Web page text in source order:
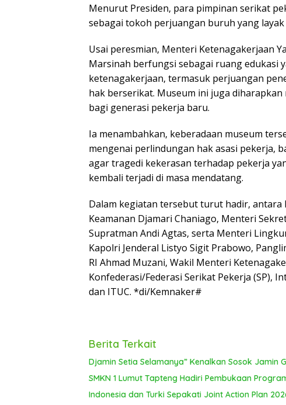
Menurut Presiden, para pimpinan serikat
sebagai tokoh perjuangan buruh yang
Usai peresmian, Menteri Ketenagakerjaan
Marsinah berfungsi sebagai ruang edukasi
ketenagakerjaan, termasuk perjuangan
hak berserikat. Museum ini juga
bagi generasi pekerja baru.
Ia menambahkan, keberadaan museum
mengenai perlindungan hak asasi pekerja,
agar tragedi kekerasan terhadap pekerja
kembali terjadi di masa mendatang.
Dalam kegiatan tersebut turut hadir,
Keamanan Djamari Chaniago, Menteri
Supratman Andi Agtas, serta Menteri
Kapolri Jenderal Listyo Sigit Prabowo,
RI Ahmad Muzani, Wakil Menteri
Konfederasi/Federasi Serikat Pekerja (SP),
dan ITUC. *di/Kemnaker#
Berita Terkait
Djamin Setia Selamanya” Kenalkan Sosok Jamin
SMKN 1 Lumut Tapteng Hadiri Pembukaan
Indonesia dan Turki Sepakati Joint Action Plan